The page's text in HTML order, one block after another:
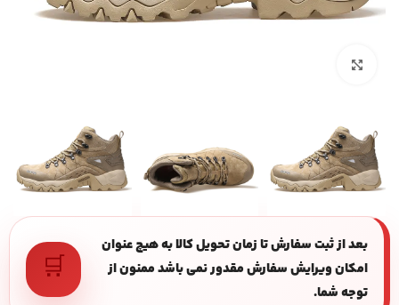
بعد از ثبت سفارش تا زمان تحویل کالا به هیچ عنوان
امکان ویرایش سفارش مقدور نمی باشد ممنون از
توجه شما.
🛒